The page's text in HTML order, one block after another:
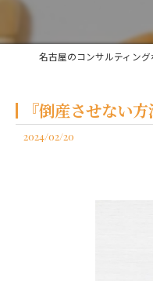
『倒産させない
2024/02/20